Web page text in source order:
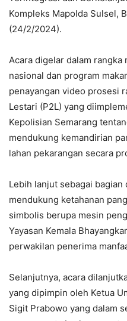
Kompleks Mapolda Sulsel,
(24/2/2024).
Acara digelar dalam rangka
nasional dan program
penayangan video prosesi
Lestari (P2L) yang
Kepolisian Semarang
mendukung kemandirian
lahan pekarangan secara
Lebih lanjut sebagai bagian
mendukung ketahanan
simbolis berupa mesin
Yayasan Kemala
perwakilan penerima
Selanjutnya, acara
yang dipimpin oleh Ketua
Sigit Prabowo yang dalam